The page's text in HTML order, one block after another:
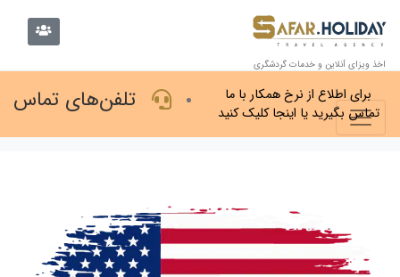
اخذ ویزای آنلاین و خدمات گردشگری
تلفن‌های تماس
برای اطلاع از نرخ همکار با ما
تماس بگیرید یا اینجا کلیک کنید